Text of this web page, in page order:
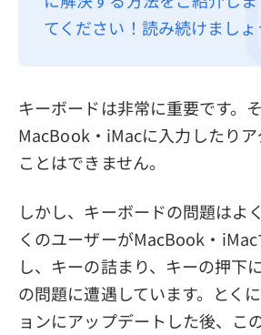
てください！読み続けましょ
キーボードは非常に重要です。
MacBook・iMacに入力したり
ことはできません。
しかし、キーボードの問題はよ
くのユーザーがMacBook・
し、キーの詰まり、キーの押下
の問題に遭遇しています。とく
ョンにアップデートした後、こ